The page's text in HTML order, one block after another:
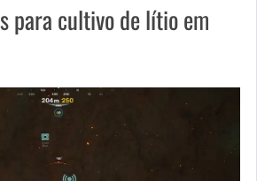
para cultivo de lítio em